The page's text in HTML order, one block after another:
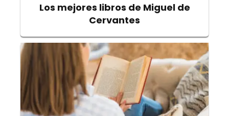
Los mejores libros de Miguel de
Cervantes